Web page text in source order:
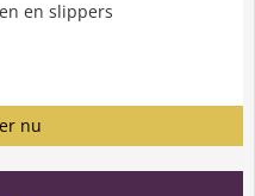
en slippers
nu